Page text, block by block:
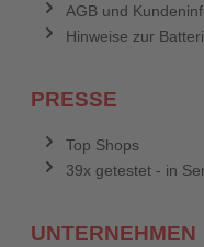
AGB und
Hinweise zur
PRESSE
Top Shops
39x getestet - in
UNTERNEHMEN